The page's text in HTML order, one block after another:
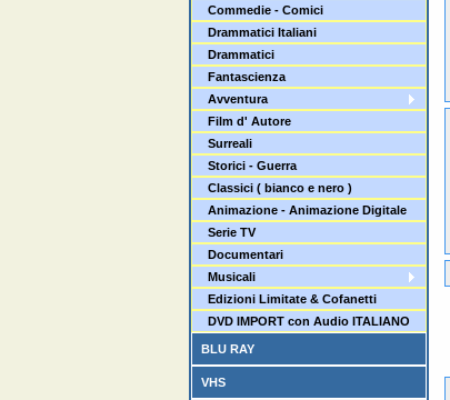
Commedie - Comici
Drammatici Italiani
Drammatici
Fantascienza
Avventura
Film d' Autore
Surreali
Storici - Guerra
Classici ( bianco e nero )
Animazione - Animazione Digitale
Serie TV
Documentari
Musicali
Edizioni Limitate & Cofanetti
DVD IMPORT con Audio ITALIANO
BLU RAY
VHS